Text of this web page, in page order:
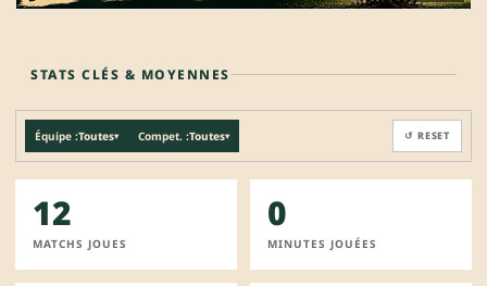
STATS CLÉS & MOYENNES
Équipe :Toutes▾ Compet. :Toutes▾ ↺ RESET
12
MATCHS JOUES
0
MINUTES JOUÉES